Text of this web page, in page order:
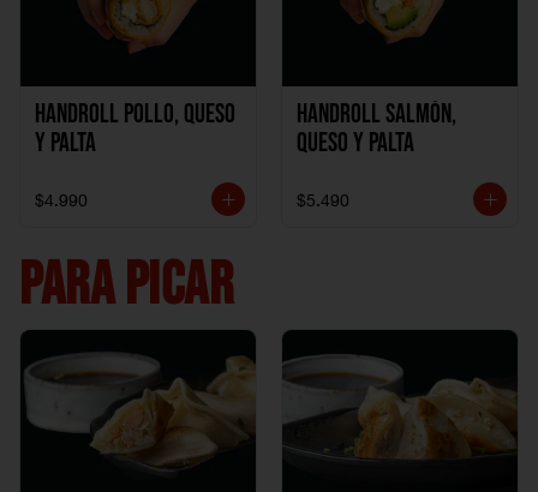
Handroll Pollo, Queso
y Palta
$4.990
Handroll Salmón,
Queso y Palta
$5.490
PARA PICAR